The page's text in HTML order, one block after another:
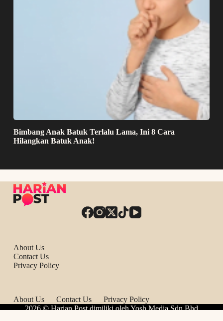
Bimbang Anak Batuk Terlalu Lama, Ini 8 Cara
Hilangkan Batuk Anak!
About Us
Contact Us
Privacy Policy
About Us Contact Us
Privacy Policy
2026 © Harian Post dimiliki oleh Yosh Media Sdn Bhd